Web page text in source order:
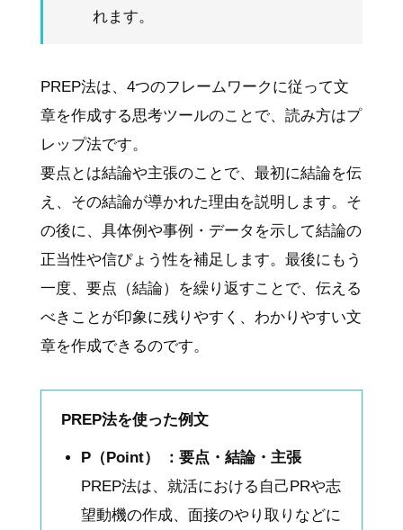
れます。
PREP法は、4つのフレームワークに従って文
章を作成する思考ツールのことで、読み方はプ
レップ法です。
要点とは結論や主張のことで、最初に結論を伝
え、その結論が導かれた理由を説明します。そ
の後に、具体例や事例・データを示して結論の
正当性や信ぴょう性を補足します。最後にもう
一度、要点（結論）を繰り返すことで、伝える
べきことが印象に残りやすく、わかりやすい文
章を作成できるのです。
PREP法を使った例文
P（Point） ：要点・結論・主張
PREP法は、就活における自己PRや志
望動機の作成、面接のやり取りなどに